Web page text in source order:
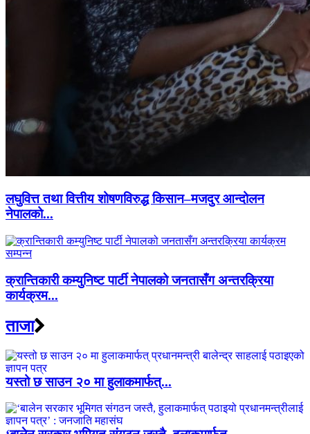
लघुवित्त तथा वित्तीय शोषणविरुद्ध किसान–मजदुर आन्दोलन
नेपालको...
क्रान्तिकारी कम्युनिष्ट पार्टी नेपालको जनतासँग अन्तरक्रिया
कार्यक्रम...
ताजा
यस्तो छ साउन २० मा हुलाकमार्फत्...